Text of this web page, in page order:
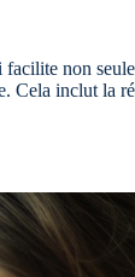
non
Cela inclut la